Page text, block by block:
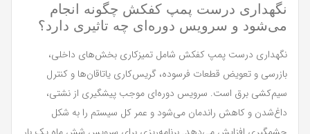
نگهداری درست پمپ کفکش چگونه انجام
می‌شود و سرویس دوره‌ای چه تاثیری دارد؟
نگهداری درست پمپ کفکش شامل تمیزکاری بخش‌های داخلی،
بازرسی و تعویض قطعات فرسوده، گریس‌کاری یاتاقان‌ها و کنترل
سیم‌کشی برق است. سرویس دوره‌ای موجب پیشگیری از نشتی،
داغ‌شدن و کاهش راندمان می‌شود و عمر کل سیستم را به شکل